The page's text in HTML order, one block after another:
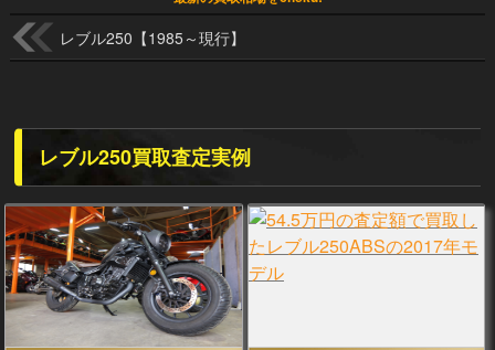
レブル250【1985～現行】
レブル250買取査定実例